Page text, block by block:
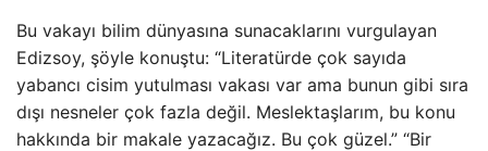
Bu vakayı bilim dünyasına sunacaklarını vurgulayan
Edizsoy, şöyle konuştu: “Literatürde çok sayıda
yabancı cisim yutulması vakası var ama bunun gibi sıra
dışı nesneler çok fazla değil. Meslektaşlarım, bu konu
hakkında bir makale yazacağız. Bu çok güzel.” “Bir